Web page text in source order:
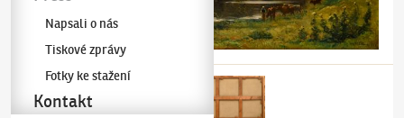
Napsali o nás
Tiskové zprávy
Fotky ke stažení
Kontakt